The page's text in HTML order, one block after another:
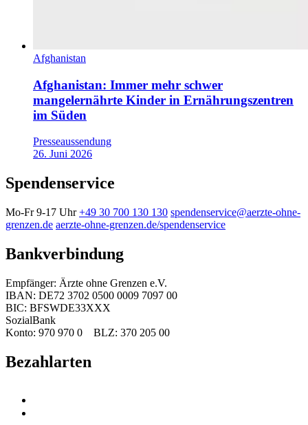
Afghanistan
Afghanistan: Immer mehr schwer
mangelernährte Kinder in Ernährungszentren
im Süden
Presseaussendung
26. Juni 2026
Spendenservice
Mo-Fr 9-17 Uhr +49 30 700 130 130 spendenservice@aerzte-ohne-
grenzen.de aerzte-ohne-grenzen.de/spendenservice
Bankverbindung
Empfänger: Ärzte ohne Grenzen e.V.
IBAN: DE72 3702 0500 0009 7097 00
BIC: BFSWDE33XXX
SozialBank
Konto: 970 970 0 BLZ: 370 205 00
Bezahlarten